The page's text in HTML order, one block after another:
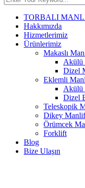
TORBALI
Hakkımızda
Hizmetlerimiz
Ürünlerimiz
Makaslı
Akülü
Dizel
Eklemli
Akülü
Dizel
Teleskopik
Dikey
Örümcek
Forklift
Blog
Bize Ulaşın